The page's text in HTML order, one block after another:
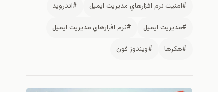
#امنيت نرم افزارهاي مديريت ايميل
#اندرويد
#مديريت ايميل
#نرم افزارهاي مديريت ايميل
#هكرها
#ویندوز فون